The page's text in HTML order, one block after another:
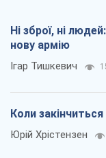
Ні зброї, ні
нову армію
Ігар Тишкевич
Коли закінчиться
Юрій Хрістензен